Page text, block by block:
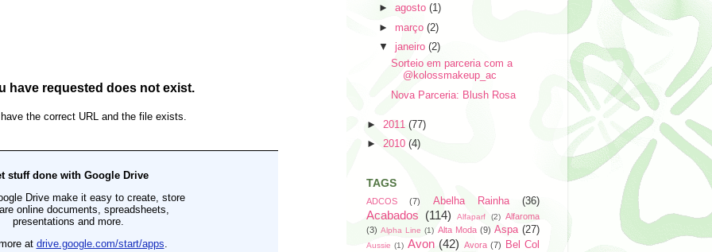
►agosto(1)
► março(2)
▼ janeiro(2)
Sorteio em parceria com a
@kolossmakeup_ac
Nova Parceria: Blush Rosa
► 2011 (77)
► 2010 (4)
TAGS
ADCOS (7) Abelha Rainha (36)
Acabados (114) Alfaparf (2) Alfaroma
(3) Alpha Line (1) Alta Moda (9) Aspa (27)
Aussie (1) Avon (42) Avora (7)
Bel Col